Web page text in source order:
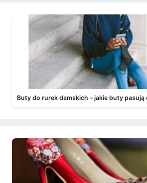
Buty do rurek damskich – jakie buty pasują